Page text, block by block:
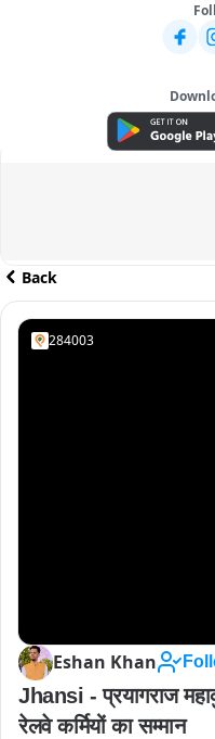
Back
284003
Eshan Khan
Jhansi - प्रयागराज
रेलवे कर्मियों का सम्मान